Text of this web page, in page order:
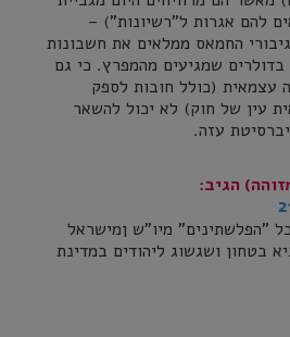
להם אגרות ל"רשיונות") –
החמאס ממלאים את חשבונות
שמגיעים מהמפרץ. כי גם
עצמאית (כולל חובות לספק
עין של חוק) לא יכול להשאר
עזה.
הגיב:
"הפלשתינים" מיו"ש ןמישראל
בטחון ושגשוג ליהודים במדינת